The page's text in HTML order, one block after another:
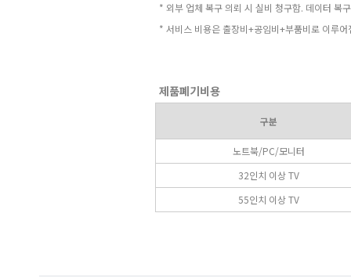
* 외부 업체 복구 의뢰 시 실비 청구함. 데이터 복
* 서비스 비용은 출장비+공임비+부품비로 이루
제품폐기비용
구분
노트북/PC/모니터
32인치 이상 TV
55인치 이상 TV